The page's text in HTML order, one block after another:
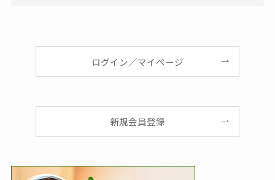
ログイン／マイページ
新規会員登録